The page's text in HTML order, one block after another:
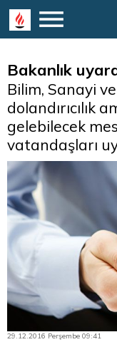
Bakanlık
Bilim, Sanayi
dolandırıcılık
gelebilecek
vatandaşları
29.12.2016 Perşembe 09:41